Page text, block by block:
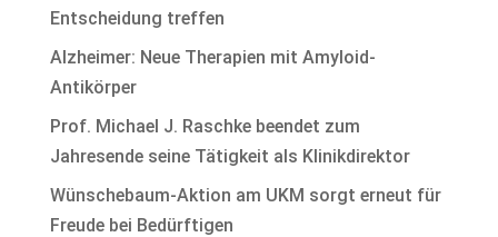
Entscheidung treffen
Alzheimer: Neue Therapien mit Amyloid-
Antikörper
Prof. Michael J. Raschke beendet zum
Jahresende seine Tätigkeit als Klinikdirektor
Wünschebaum-Aktion am UKM sorgt erneut für
Freude bei Bedürftigen